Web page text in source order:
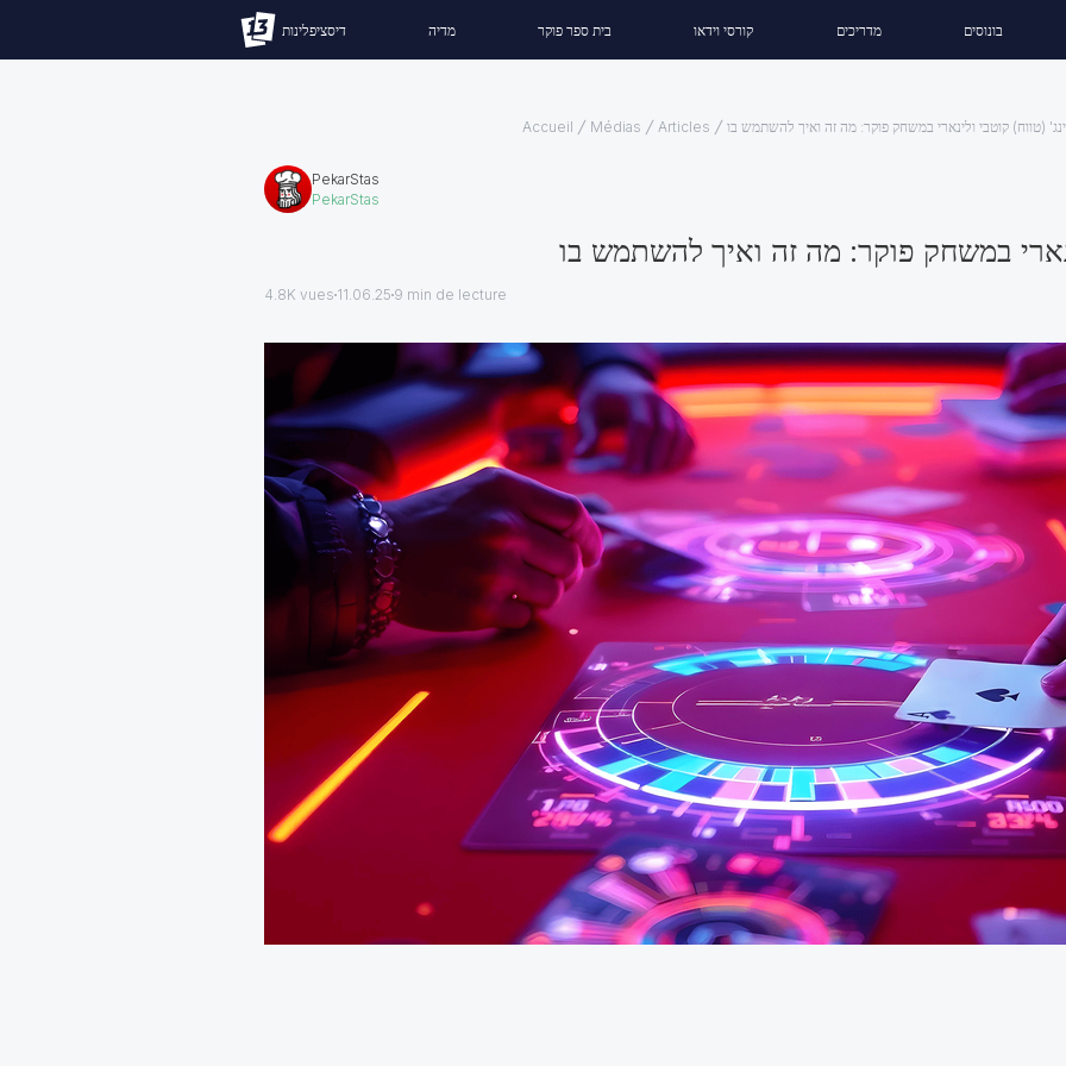
דיסציפלינות מדיה בית ספר פוקר קורסי וידאו מדריכים בונוסים
Accueil Médias Articles (טווח) קוטבי ולינארי במשחק פוקר: מה זה ואיך להשתמש בו
PekarStas
PekarStas
במשחק פוקר: מה זה ואיך להשתמש בו
4.8K vues 11.06.25 9 min de lecture